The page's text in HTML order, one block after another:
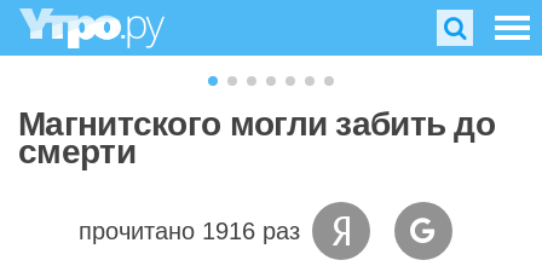
Магнитского могли забить до
смерти
прочитано 1916 раз